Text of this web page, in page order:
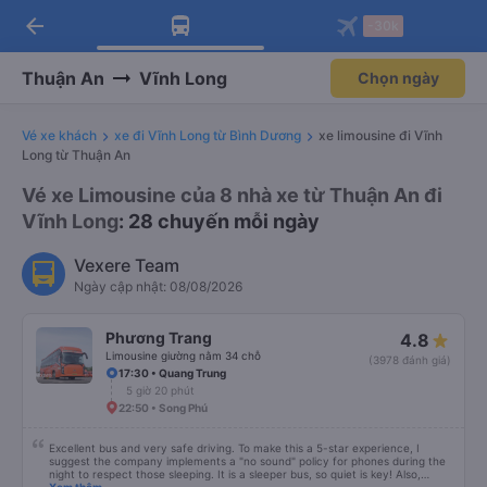
Tải app Vexere ngay!
Nhận ưu đãi thành viên độc
Mở app
Tải app Vexere
-30k/ghế khi đặt vé máy bay qua
Mở app
arrow_back
Thuận An Vĩnh Long Chọn ngày
Vé xe khách xe đi Vĩnh Long từ Bình Dương
xe limousine đi Vĩnh
Long từ Thuận An
Vé xe Limousine của 8 nhà xe từ Thuận An đi
Vĩnh Long: 28 chuyến mỗi ngày
Vexere Team
Ngày cập nhật: 08/08/2026
Phương Trang
Limousine giường nằm 34 chỗ
4.8
(3978 đánh giá)
17:30 • Quang Trung
5 giờ 20 phút
22:50 • Song Phú
Excellent bus and very safe driving. To make this a 5-star experience, I
suggest the company implements a "no sound" policy for phones during the
night to respect those sleeping. It is a sleeper bus, so quiet is key! Also,